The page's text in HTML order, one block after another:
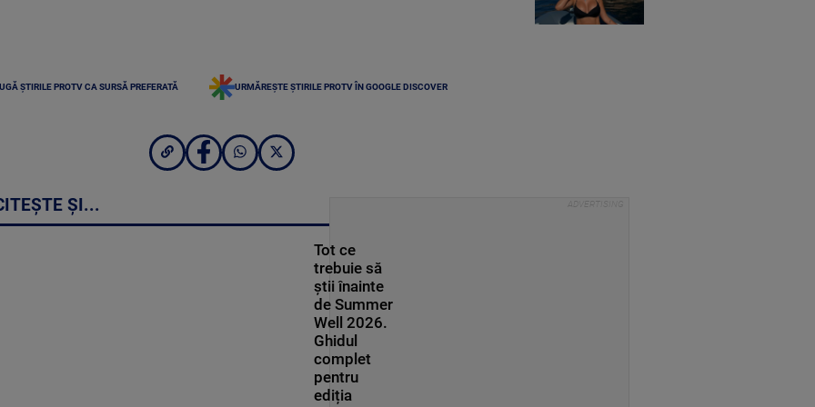
ȘTIRILE PROTV CA SURSĂ PREFERATĂ URMĂREȘTE ȘTIRILE PROTV ÎN GOOGLE DISCOVER
ȘI...
Tot ce
trebuie să
știi înainte
de Summer
Well 2026.
Ghidul
complet
pentru
ediția